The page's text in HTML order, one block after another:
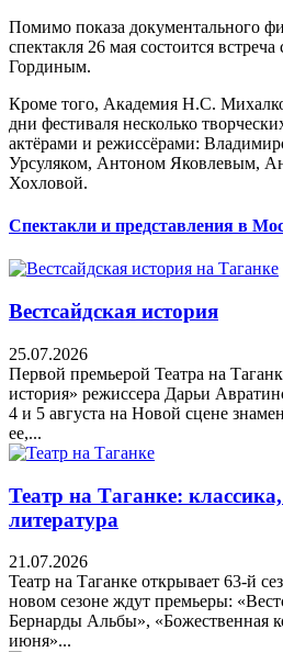
Помимо показа документального
спектакля 26 мая состоится
Гординым.
Кроме того, Академия Н.С.
дни фестиваля несколько
актёрами и режиссёрами:
Урсуляком, Антоном Яковлевым,
Хохловой.
Спектакли и представления в
Вестсайдская история
25.07.2026
Первой премьерой Театра на
история» режиссера Дарьи
4 и 5 августа на Новой сцене
ее,...
Театр на Таганке:
литература
21.07.2026
Театр на Таганке открывает 63-й
новом сезоне ждут премьеры:
Бернарды Альбы», «Божественная
июня»...